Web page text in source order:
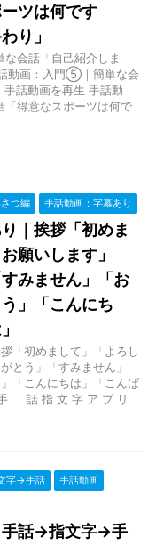
ツは何です
り」
会話「自己紹介しま
動画：入門⑤｜簡単な会
話動画を再生 手話動
得意なスポーツは何で
つ編 手話動画：字幕あり
｜挨拶「初めま
願いします」
すみません」「お
」「こんにち
「初めまして」「よろし
とう」「すみません」
「こんにちは」「こんば
話 指 文 字 ア プ リ
字→手話
手話動画
手話→指文字→手